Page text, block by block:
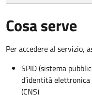
Cosa serve
Per accedere al servizio,
SPID (sistema
d’identità elettronica
(CNS)